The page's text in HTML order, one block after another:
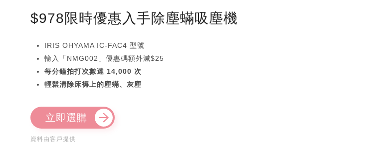
$978限時優惠入手除塵蟎吸塵機
IRIS OHYAMA IC-FAC4 型號
輸入「NMG002」優惠碼額外減$25
每分鐘拍打次數達 14,000 次
輕鬆清除床褥上的塵蟎、灰塵
立即選購
資料由客戶提供